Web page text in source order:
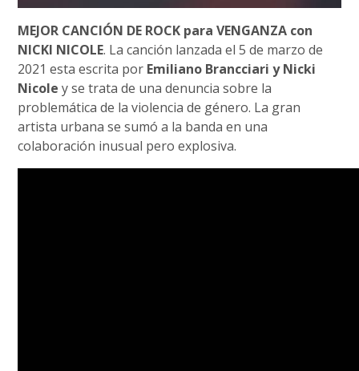
MEJOR CANCIÓN DE ROCK para VENGANZA con
NICKI NICOLE. La canción lanzada el 5 de marzo de
2021 esta escrita por Emiliano Brancciari y Nicki
Nicole y se trata de una denuncia sobre la
problemática de la violencia de género. La gran
artista urbana se sumó a la banda en una
colaboración inusual pero explosiva.